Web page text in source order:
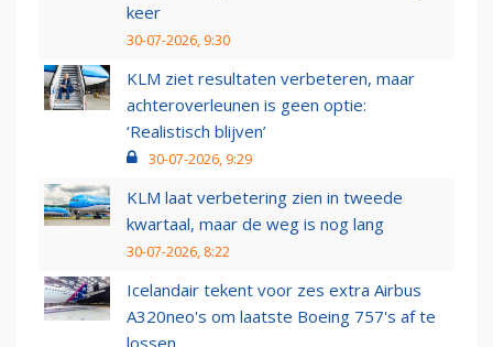
keer
30-07-2026, 9:30
KLM ziet resultaten verbeteren, maar
achteroverleunen is geen optie:
‘Realistisch blijven’
30-07-2026, 9:29
KLM laat verbetering zien in tweede
kwartaal, maar de weg is nog lang
30-07-2026, 8:22
Icelandair tekent voor zes extra Airbus
A320neo's om laatste Boeing 757's af te